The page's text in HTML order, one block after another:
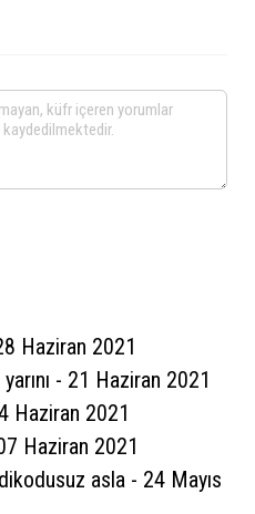
Haziran 2021
yarını - 21 Haziran 2021
Haziran 2021
Haziran 2021
asla - 24 Mayıs